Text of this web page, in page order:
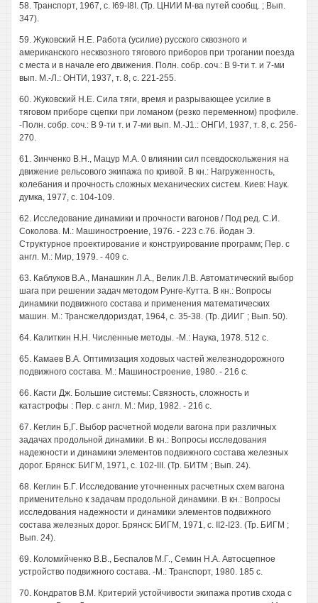
58. Транспорт, 1967, с. I69-I8I. (Тр. ЦНИИ М-ва путей сообщ. ; Вып.
347).
59. Жуковский Н.Е. Работа (усилие) русского сквозного и
американского несквозного тягового приборов при трогании поезда
с места и в начале его движения. Полн. собр. соч.: В 9-ти т. и 7-ми
вып. М.-Л.: ОНТИ, 1937, т. 8, с. 221-255.
60. Жуковский Н.Е. Сила тяги, время и разрывающее усилие в
тяговом приборе сцепки при ломаном (резко переменном) профиле.
-Полн. собр. соч.: В 9-ти т. и 7-ми вып. M.-J1.: ОНГИ, 1937, т. 8, с. 256-
270.
61. Зинченко В.Н., Мацур М.А. 0 влиянии сил псевдоскольжения на
движение рельсового экипажа по кривой. В кн.: Нагруженность,
колебания и прочность сложных механических систем. Киев: Наук.
думка, 1977, с. 104-109.
62. Исследование динамики и прочности вагонов / Под ред. С.И.
Соколова. М.: Машиностроение, 1976. - 223 с.76. йодан Э.
Структурное проектирование и конструирование программ; Пер. с
англ. М.: Мир, 1979. - 409 с.
63. Каблуков В.А., Манашкин Л.А., Велик Л.В. Автоматический выбор
шага при решении задач методом Рунге-Кутта. В кн.: Вопросы
динамики подвижного состава и применения математических
машин. М.: Трансжелдориздат, 1964, с. 35-38. (Тр. ДИИГ ; Вып. 50).
64. Калиткин H.H. Численные методы. -М.: Наука, 1978. 512 с.
65. Камаев В.А. Оптимизация ходовых частей железнодорожного
подвижного состава. M.: Машиностроение, 1980. - 216 с.
66. Касти Дж. Большие системы: Связность, сложность и
катастрофы : Пер. с англ. М.: Мир, 1982. - 216 с.
67. Кеглин Б,Г. Выбор расчетной модели вагона при различных
задачах продольной динамики. В кн.: Вопросы исследования
надежности и динамики элементов подвижного состава железных
дорог. Брянск: БИГМ, 1971, с. 102-III. (Тр. БИТМ ; Вып. 24).
68. Кеглин Б.Г. Исследование уточненных расчетных схем вагона
применительно к задачам продольной динамики. В кн.: Вопросы
исследования надежности и динамики элементов подвижного
состава железных дорог. Брянск: БИГМ, 1971, с. II2-I23. (Тр. БИГМ ;
Вып. 24).
69. Коломийченко В.В., Беспалов М.Г., Семин H.A. Автосцепное
устройство подвижного состава. -М.: Транспорт, 1980. 185 с.
70. Кондратов В.М. Критерий устойчивости экипажа против схода с